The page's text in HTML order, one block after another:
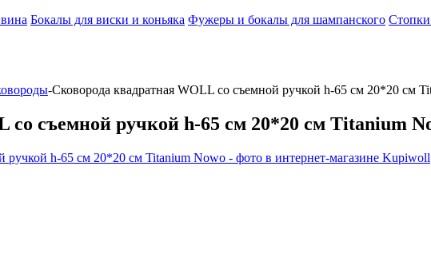
Бокалы для виски и коньяка Фужеры и бокалы для шампанского
-Сковорода квадратная WOLL со съемной ручкой h-65 см 20*20 см
со съемной ручкой h-65 см 20*20 см Titanium